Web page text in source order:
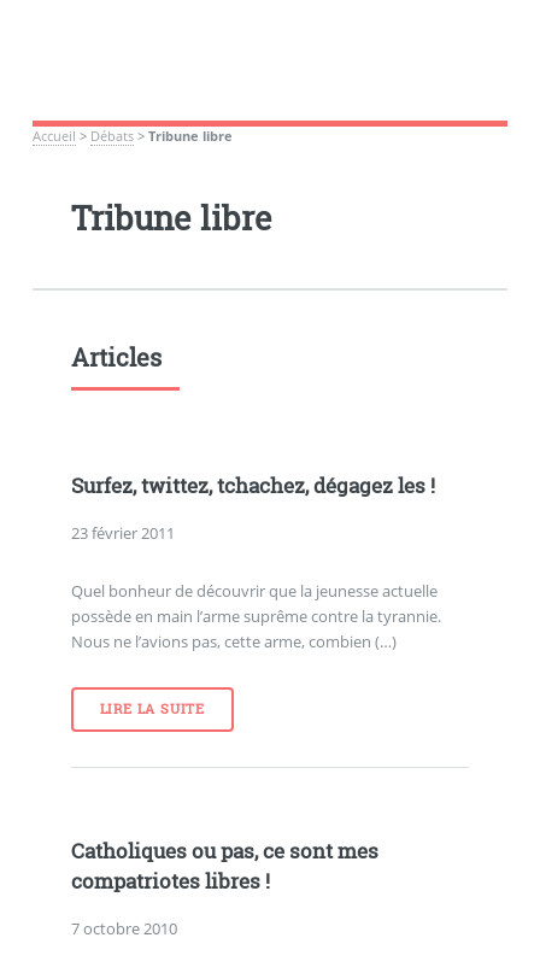
Accueil > Débats> Tribune libre
Tribune libre
Articles
Surfez, twittez, tchachez, dégagez les !
23 février 2011
Quel bonheur de découvrir que la jeunesse actuelle
possède en main l’arme suprême contre la tyrannie.
Nous ne l’avions pas, cette arme, combien (…)
LIRE LA SUITE
Catholiques ou pas, ce sont mes
compatriotes libres !
7 octobre 2010